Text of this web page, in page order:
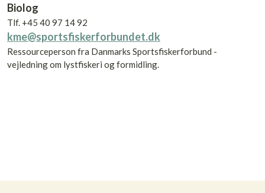
Biolog
Tlf. +45 40 97 14 92
kme@sportsfiskerforbundet.dk
Ressourceperson fra Danmarks Sportsfiskerforbund -
vejledning om lystfiskeri og formidling.